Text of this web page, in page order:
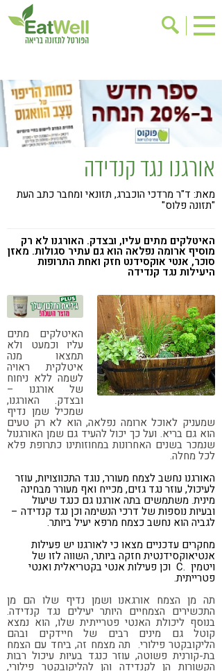
בישול בריא
אינדקס עסקים
ריפוי ומניעת מחלות
בריאות האישה
מתכוני בריאות
אירועים
שינוי תזונתי
גישות בתזונה
דיאטה
ילדים
תזונה וספורט
הפרעות קשב & ריכוז
רגישות לגלוטן
טעים להכיר
קורונה
טבעונות
אורגנו נגד קנדידה
מאת: ד"ר מרדכי הוכברג, תזונאי ומחבר כתב העת
"תזונה פלוס"
האיטלקים מתים עליו, ובצדק. האורגנו לא רק
מוסיף ארומה נפלאה הוא גם עתיר סגולות. מאזן
סוכר, אנטי אוקסידנט חזק ואחת התרופות
היעילות נגד קנדידה
האיטלקים מתים
עליו וכמעט ולא
תמצאו מנה
איטלקית ראויה
לשמה ללא ניחוח
של אורגנו –
ובצדק. האורגנו,
שמכיל שמן נדיף
שמעניק לאוכל ארומה נפלאה, הוא לא רק טעים
הוא גם בריא. ועל כך יכול להעיד גם שמן האורגנול
שנמכר בשנים האחרונות במחוזותינו כתרופת פלא
לכל מחלה.
האורגנו נחשב לצמח מעורר, נוגד התכווצויות, עוזר
לעיכול, עוזר נגד גזים, מכייח ואף מעורר מבחינה
מינית. משתמשים בתה אורגנו גם כנגד שיעול
ובעיות נוספות של דרכי הנשימה וכן נגד קנדידה –
לגביה הוא נחשב כצמח מרפא יעיל ביותר.
מחקרים עדכניים מצאו כי לאורגנו יש פעילות
אנטיאוקסידנטית חזקה ביותר, השווה לזו של
ויטמין .C וכן פעילות אנטי בקטריאלית ואנטי
פטרייתית.
תה מן הצמח אורגאנו ושמן נדיף שלו הם מן
התכשירים הצמחיים היותר יעילים נגד קנדידה.
בנוסף ליכולת האנטי פטרייתית שלו, הוא נמצא
קוטל גם מינים רבים של חיידקים ובהם
הליקובקטר פילורי. תה מצמח זה, ביחד עם הצמח
בת-קורנית פשוטה, עוזר כנגד בעיות עיכול רבות
הקשורות הן לקנדידה והן להליקובקטר פילורי,